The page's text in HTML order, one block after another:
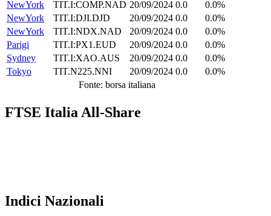
NewYork
TIT.I:COMP.NAD 20/09/2024 0.0
0.0%
NewYork
TIT.I:DJI.DJD 20/09/2024 0.0
0.0%
NewYork
TIT.I:NDX.NAD 20/09/2024 0.0
0.0%
Parigi
TIT.I:PX1.EUD 20/09/2024 0.0
0.0%
Sydney
TIT.I:XAO.AUS 20/09/2024 0.0
0.0%
Tokyo
TIT.N225.NNI 20/09/2024 0.0
0.0%
Fonte: borsa italiana
FTSE Italia All-Share
Indici Nazionali